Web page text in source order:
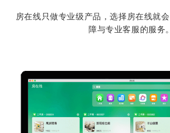
房在线只做专业级产品，选择房在线就
障与专业客服的服务。